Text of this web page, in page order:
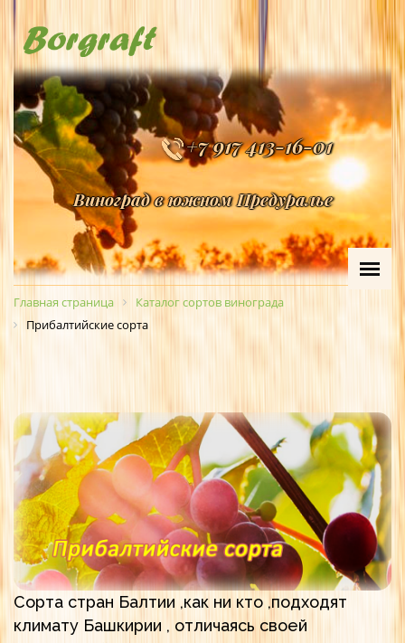
+7 917 413-16-01
Виноград в южном Предуралье
Главная страница
Каталог сортов винограда
Прибалтийские сорта
Сорта стран Балтии ,как ни кто ,подходят
климату Башкирии , отличаясь своей